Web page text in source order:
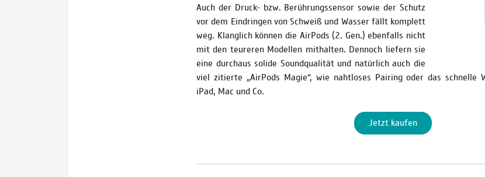
Auch der Druck- bzw. Berührungssensor sowie der Schutz
vor dem Eindringen von Schweiß und Wasser fällt komplett
weg. Klanglich können die AirPods (2. Gen.) ebenfalls nicht
mit den teureren Modellen mithalten. Dennoch liefern sie
eine durchaus solide Soundqualität und natürlich auch die
viel zitierte „AirPods Magie“, wie nahtloses Pairing oder das schnelle
iPad, Mac und Co.
Jetzt kaufen